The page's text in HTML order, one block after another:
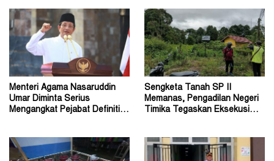
Menteri Agama Nasaruddin
Umar Diminta Serius
Mengangkat Pejabat Definitif
Sengketa Tanah SP II
Memanas, Pengadilan Negeri
Timika Tegaskan Eksekusi